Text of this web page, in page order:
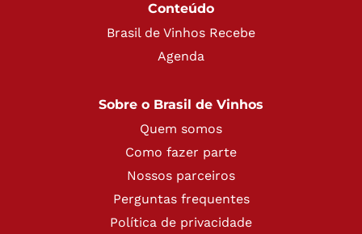
Conteúdo
Brasil de Vinhos Recebe
Agenda
Sobre o Brasil de Vinhos
Quem somos
Como fazer parte
Nossos parceiros
Perguntas frequentes
Política de privacidade